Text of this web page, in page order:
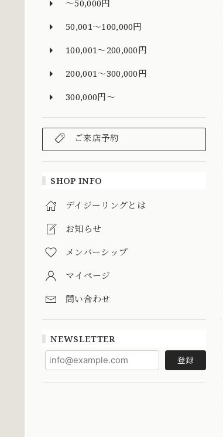
～50,000円
50,001～100,000円
100,001～200,000円
200,001～300,000円
300,000円～
ご来店予約
SHOP INFO
デイジーリングとは
お知らせ
メンバーシップ
マイページ
問い合わせ
NEWSLETTER
登録